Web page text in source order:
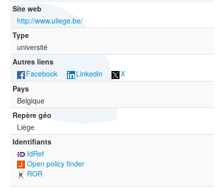
Site web
http://www.uliege.be/
Type
université
Autres liens
Facebook
Linkedin
X
Pays
Belgique
Repère géo
Liège
Identifiants
IdRef
Open policy finder
ROR